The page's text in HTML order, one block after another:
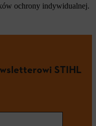
ochrony indywidualnej.
STIHL